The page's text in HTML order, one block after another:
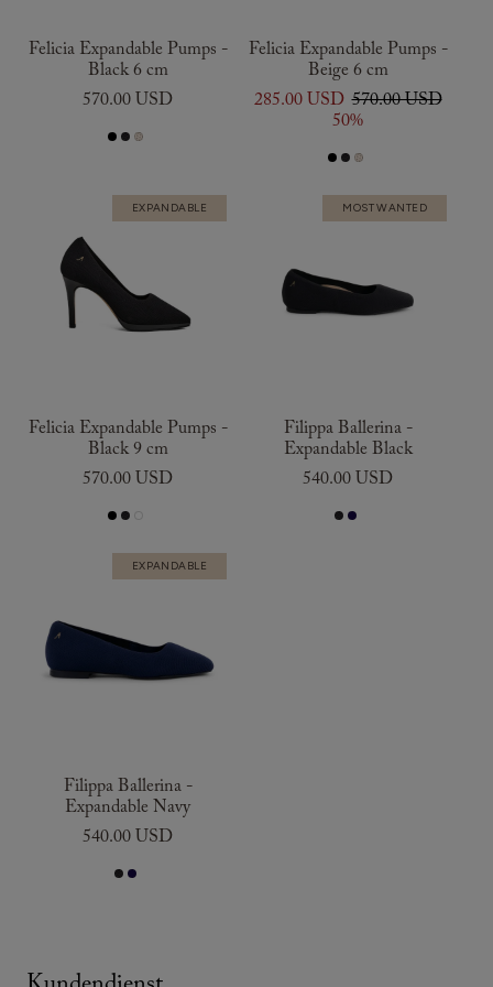
Felicia Expandable Pumps -
Black 6 cm
570.00 USD
Felicia Expandable Pumps -
Beige 6 cm
285.00 USD 570.00 USD
50%
EXPANDABLE
Felicia Expandable Pumps -
Black 9 cm
570.00 USD
MOST WANTED
Filippa Ballerina -
Expandable Black
540.00 USD
EXPANDABLE
Filippa Ballerina -
Expandable Navy
540.00 USD